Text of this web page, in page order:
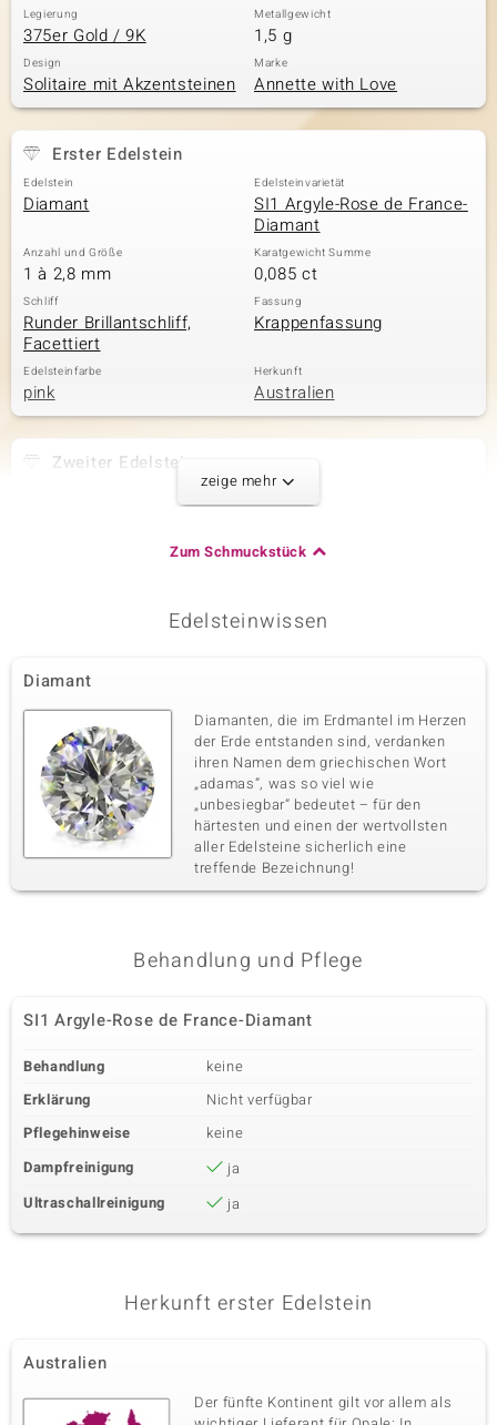
Classics
Legierung
375er Gold / 9K
Metallgewicht
1,5 g
Design
Solitaire mit Akzentsteinen
Marke
Annette with Love
Erster Edelstein
Edelstein
Diamant
Edelsteinvarietät
SI1 Argyle-Rose de France-
Diamant
Anzahl und Größe
1 à 2,8 mm
Karatgewicht Summe
0,085 ct
Schliff
Runder Brillantschliff,
Facettiert
Fassung
Krappenfassung
Edelsteinfarbe
pink
Herkunft
Australien
Zweiter Edelstein
SI1 Argyle-Rose de France-
6 à 1,3 mm
Schliff
Herkunft
Australien
Edelsteinvarietät
SI1 Argyle-Rose de France-
Diamant
Anzahl und Größe
4 à 1,2 mm
Karatgewicht Summe
0,032 ct
Schliff
Runder Brillantschliff
Herkunft
Australien
zeige mehr
Zum Schmuckstück
Edelsteinwissen
Diamant
Diamanten, die im Erdmantel im Herzen
der Erde entstanden sind, verdanken
ihren Namen dem griechischen Wort
„adamas“, was so viel wie
„unbesiegbar“ bedeutet – für den
härtesten und einen der wertvollsten
aller Edelsteine sicherlich eine
treffende Bezeichnung!
Behandlung und Pflege
SI1 Argyle-Rose de France-Diamant
Behandlung
keine
Erklärung
Nicht verfügbar
Pflegehinweise
keine
Dampfreinigung
ja
Ultraschallreinigung
ja
Herkunft erster Edelstein
Australien
Der fünfte Kontinent gilt vor allem als